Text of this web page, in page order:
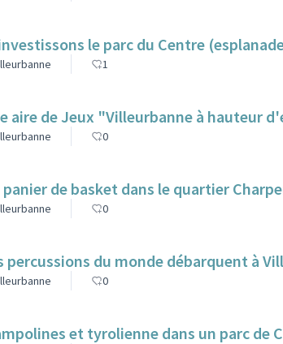
le parc du Centre
1
aire de Jeux "Villeurbanne à hauteur
0
panier de basket dans le quartier
0
percussions du monde débarquent à
0
et tyrolienne dans un parc de